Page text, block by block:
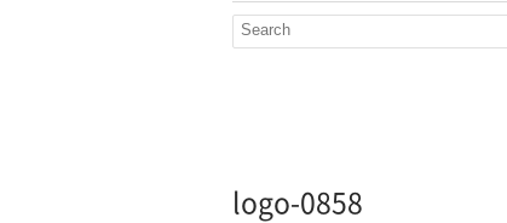
logo-0858